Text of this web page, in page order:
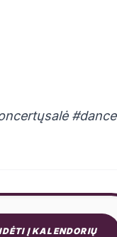
#dance
Į KALENDORIŲ